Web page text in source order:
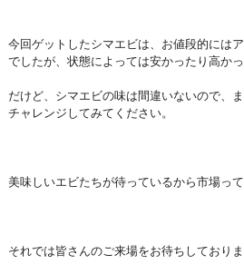
今回ゲットしたシマエビは、お値段的には
でしたが、状態によっては安かったり高か
だけど、シマエビの味は間違いないので、
チャレンジしてみてください。
美味しいエビたちが待っているから市場って
それでは皆さんのご来場をお待ちしておりま